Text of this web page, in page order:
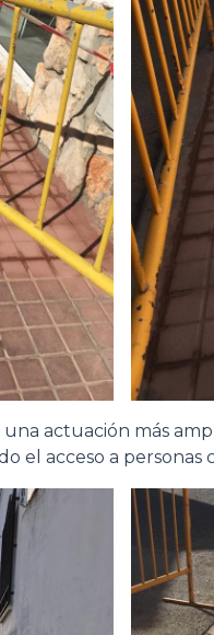
actuación más
el acceso a personas